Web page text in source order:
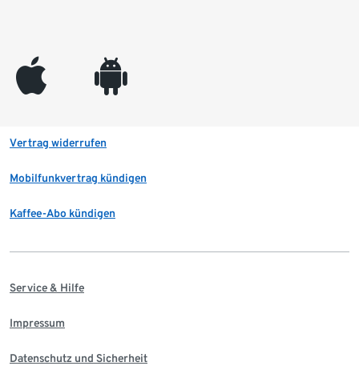
appleinc android
Vertrag widerrufen
Mobilfunkvertrag kündigen
Kaffee-Abo kündigen
Service & Hilfe
Impressum
Datenschutz und Sicherheit